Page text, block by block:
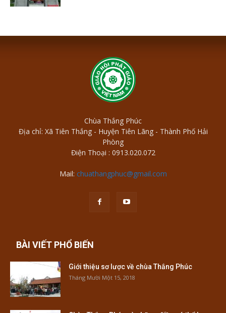
Chùa Thắng Phúc
Địa chỉ: Xã Tiên Thắng - Huyện Tiên Lãng - Thành Phố Hải
Phòng
Điện Thoại : 0913.020.072
Mail: chuathangphuc@gmail.com
BÀI VIẾT PHỔ BIẾN
Giới thiệu sơ lược về chùa Thắng Phúc
Tháng Mười Một 15, 2018